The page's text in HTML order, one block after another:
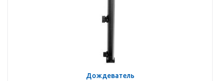
Дождеватель